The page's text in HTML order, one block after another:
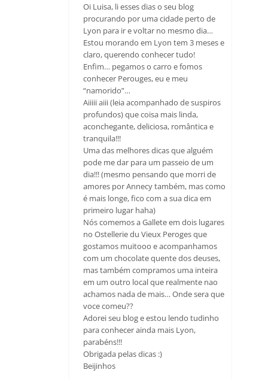
Oi Luisa, li esses dias o seu blog
procurando por uma cidade perto de
Lyon para ir e voltar no mesmo dia…
Estou morando em Lyon tem 3 meses e
claro, querendo conhecer tudo!
Enfim… pegamos o carro e fomos
conhecer Perouges, eu e meu
“namorido”…
Aiiiii aiii (leia acompanhado de suspiros
profundos) que coisa mais linda,
aconchegante, deliciosa, romântica e
tranquila!!!
Uma das melhores dicas que alguém
pode me dar para um passeio de um
dia!!! (mesmo pensando que morri de
amores por Annecy também, mas como
é mais longe, fico com a sua dica em
primeiro lugar haha)
Nós comemos a Gallete em dois lugares
no Ostellerie du Vieux Peroges que
gostamos muitooo e acompanhamos
com um chocolate quente dos deuses,
mas também compramos uma inteira
em um outro local que realmente nao
achamos nada de mais… Onde sera que
voce comeu??
Adorei seu blog e estou lendo tudinho
para conhecer ainda mais Lyon,
parabéns!!!
Obrigada pelas dicas :)
Beijinhos